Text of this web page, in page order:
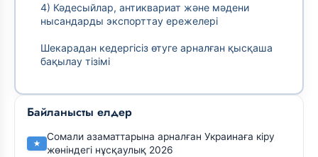
4) Кәдесыйлар, антиквариат және мәдени
нысандарды экспорттау ережелері
Шекарадан кедергісіз өтуге арналған қысқаша
бақылау тізімі
Байланысты елдер
Сомали азаматтарына арналған Украинаға кіру
жөніндегі нұсқаулық 2026